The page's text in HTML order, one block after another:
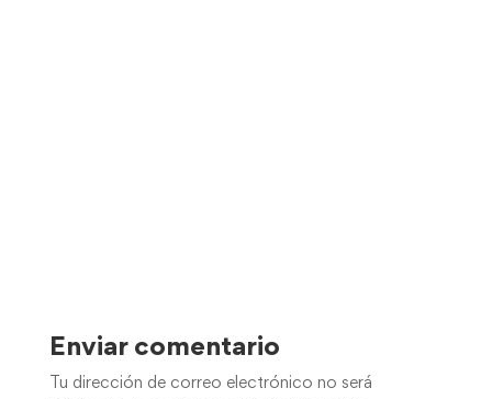
Enviar comentario
Tu dirección de correo electrónico no será